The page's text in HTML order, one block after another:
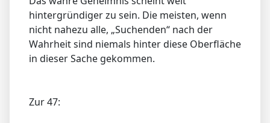
hintergründiger zu sein. Die meisten, wenn
nicht nahezu alle, „Suchenden“ nach der
Wahrheit sind niemals hinter diese Oberfläche
in dieser Sache gekommen.
Zur 47: